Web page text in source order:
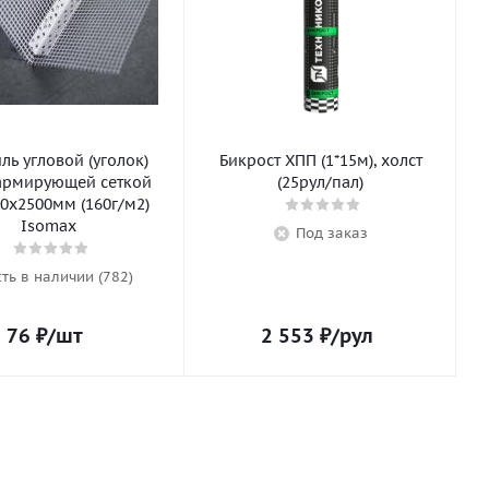
угловой (уголок)
сеткой
(160г/м2)
Isomax
в наличии (782)
76 ₽/шт
Бикрост ХПП (1*15м), холст
(25рул/пал)
Под заказ
2 553 ₽/рул